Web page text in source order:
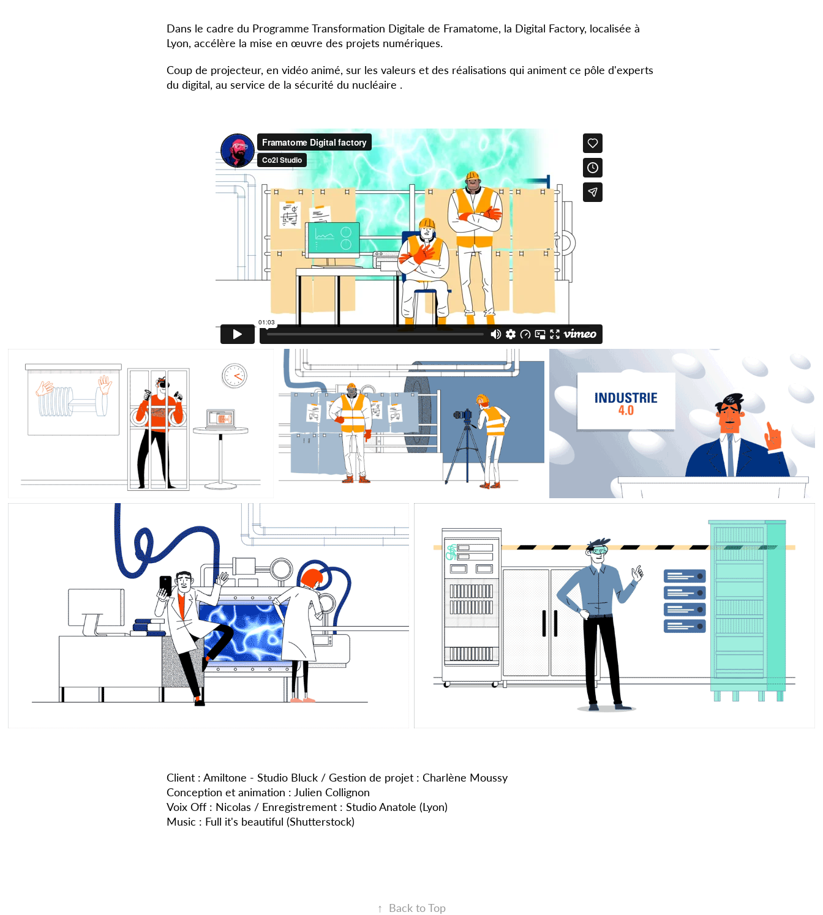
Dans le cadre du Programme Transformation Digitale de Framatome, la Digital Factory, localisée à
Lyon, accélère la mise en œuvre des projets numériques.
Coup de projecteur, en vidéo animé, sur les valeurs et des réalisations qui animent ce pôle d'experts
du digital, au service de la sécurité du nucléaire .
Client : Amiltone - Studio Bluck / Gestion de projet : Charlène Moussy
Conception et animation : Julien Collignon
Voix Off : Nicolas / Enregistrement : Studio Anatole (Lyon)
Music : Full it's beautiful (Shutterstock)
↑ Back to Top